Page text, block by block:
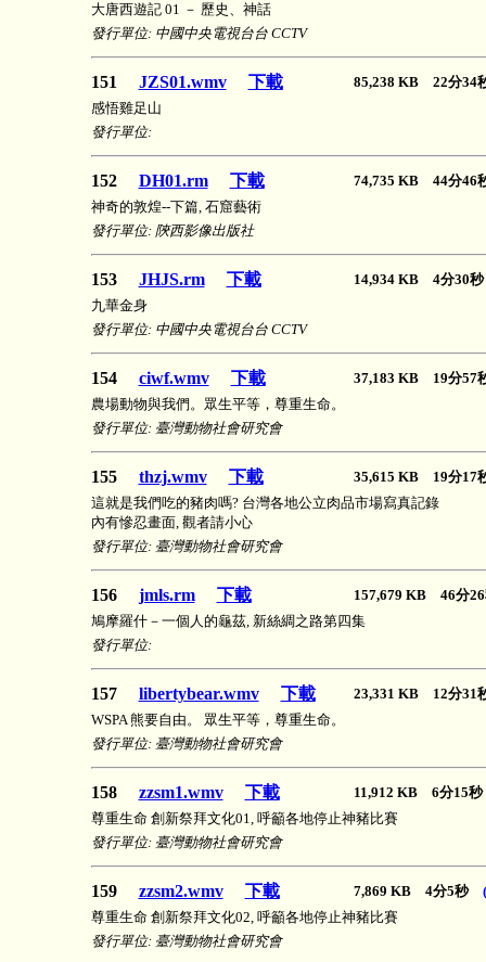
大唐西遊記 01 － 歷史、神話
發行單位: 中國中央電視台台 CCTV
151 JZS01.wmv 下載
85,238 KB 22分
感悟雞足山
發行單位:
152 DH01.rm 下載
74,735 KB 44分
神奇的敦煌--下篇, 石窟藝術
發行單位: 陝西影像出版社
153 JHJS.rm 下載
14,934 KB 4分30
九華金身
發行單位: 中國中央電視台台 CCTV
154 ciwf.wmv 下載
37,183 KB 19分
農場動物與我們。眾生平等，尊重生命。
發行單位: 臺灣動物社會研究會
155 thzj.wmv 下載
35,615 KB 19分
這就是我們吃的豬肉嗎? 台灣各地公立肉品市場寫真記錄
內有慘忍畫面, 觀者請小心
發行單位: 臺灣動物社會研究會
156 jmls.rm 下載
157,679 KB 46分
鳩摩羅什－一個人的龜茲, 新絲綢之路第四集
發行單位:
157 libertybear.wmv 下載
23,331 KB 12分
WSPA 熊要自由。 眾生平等，尊重生命。
發行單位: 臺灣動物社會研究會
158 zzsm1.wmv 下載
11,912 KB 6分15
尊重生命 創新祭拜文化01, 呼籲各地停止神豬比賽
發行單位: 臺灣動物社會研究會
159 zzsm2.wmv 下載 7,869 KB 4分5秒
尊重生命 創新祭拜文化02, 呼籲各地停止神豬比賽
發行單位: 臺灣動物社會研究會